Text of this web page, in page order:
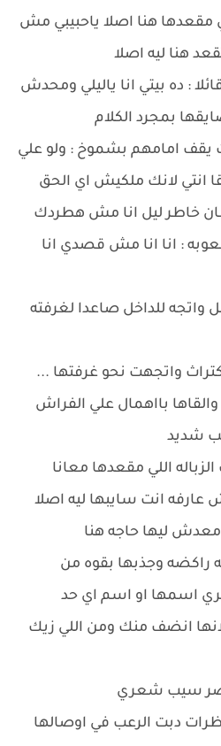
مقعدها هنا اصلا ياحبيبي مش
هنا ليه اصلا
: ده بيتي انا ياليلي ومحدش
بمجرد الكلام
يقف امامهم بشموخ : ولو علي
انتي لانك ملكيش اي الحق
خاطر ليل انا مش هطردك
: انا انا مش قصدي انا
واتجه للداخل صاعدا لغرفته
واتجهت نحو غرفتها ...
بااهمال علي الفراش
شديد
اللي مقعدها معانا
عارفه انت سايبها ليه اصلا
ليها حاجه هنا
راكضه وجذبها بقوه من
اسمها او اسم اي حد
انضف منك ومن اللي زيك
سيب شعري
دبت الرعب في اوصالها